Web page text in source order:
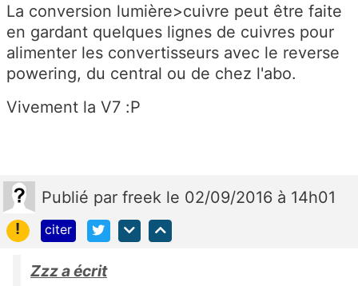
La conversion lumière>cuivre peut être faite
en gardant quelques lignes de cuivres pour
alimenter les convertisseurs avec le reverse
powering, du central ou de chez l'abo.
Vivement la V7 :P
Publié par freek le 02/09/2016 à 14h01
!
citer
Zzz a écrit